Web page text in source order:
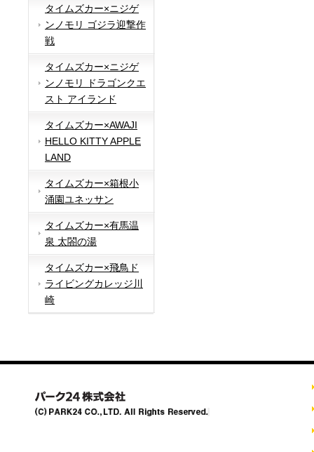
タイムズカー×ニジゲ
ンノモリ ゴジラ迎撃作
戦
タイムズカー×ニジゲ
ンノモリ ドラゴンクエ
スト アイランド
タイムズカー×AWAJI
HELLO KITTY APPLE
LAND
タイムズカー×箱根小
涌園ユネッサン
タイムズカー×有馬温
泉 太閤の湯
タイムズカー×飛鳥ド
ライビングカレッジ川
崎